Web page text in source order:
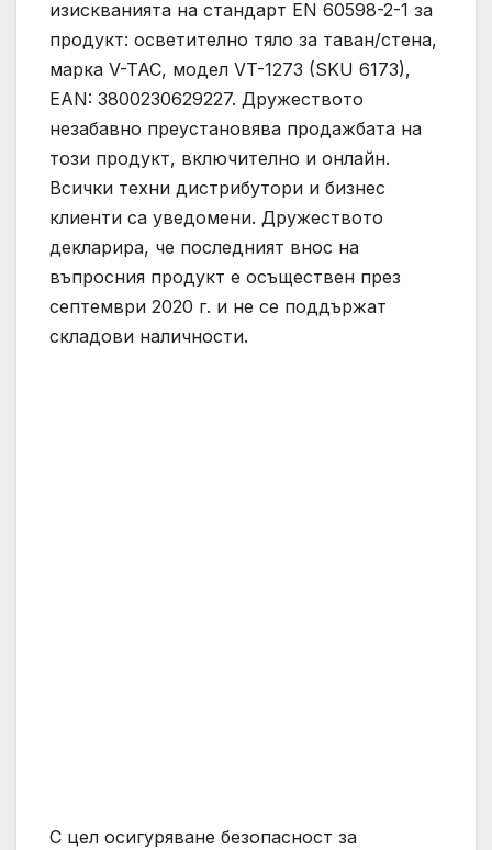
изискванията на стандарт EN 60598-2-1 за
продукт: осветително тяло за таван/стена,
марка V-TAC, модел VT-1273 (SKU 6173),
EAN: 3800230629227. Дружеството
незабавно преустановява продажбата на
този продукт, включително и онлайн.
Всички техни дистрибутори и бизнес
клиенти са уведомени. Дружеството
декларира, че последният внос на
въпросния продукт е осъществен през
септември 2020 г. и не се поддържат
складови наличности.
С цел осигуряване безопасност за